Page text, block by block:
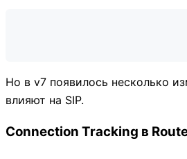
Но в v7 появилось несколько
влияют на SIP.
Connection Tracking в